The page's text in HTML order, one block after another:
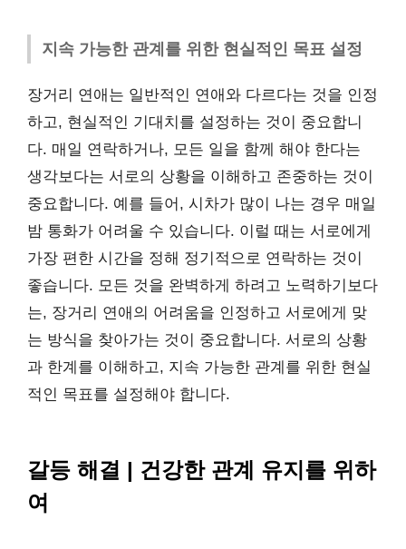
지속 가능한 관계를 위한 현실적인 목표 설정
장거리 연애는 일반적인 연애와 다르다는 것을 인정
하고, 현실적인 기대치를 설정하는 것이 중요합니
다. 매일 연락하거나, 모든 일을 함께 해야 한다는
생각보다는 서로의 상황을 이해하고 존중하는 것이
중요합니다. 예를 들어, 시차가 많이 나는 경우 매일
밤 통화가 어려울 수 있습니다. 이럴 때는 서로에게
가장 편한 시간을 정해 정기적으로 연락하는 것이
좋습니다. 모든 것을 완벽하게 하려고 노력하기보다
는, 장거리 연애의 어려움을 인정하고 서로에게 맞
는 방식을 찾아가는 것이 중요합니다. 서로의 상황
과 한계를 이해하고, 지속 가능한 관계를 위한 현실
적인 목표를 설정해야 합니다.
갈등 해결 | 건강한 관계 유지를 위하
여